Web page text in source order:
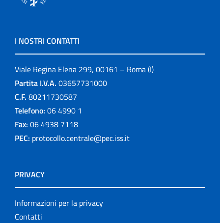
I NOSTRI CONTATTI
Viale Regina Elena 299, 00161 – Roma (I)
Partita I.V.A. 03657731000
C.F. 80211730587
Telefono: 06 4990 1
Fax: 06 4938 7118
PEC: protocollo.centrale@pec.iss.it
PRIVACY
Informazioni per la privacy
Contatti